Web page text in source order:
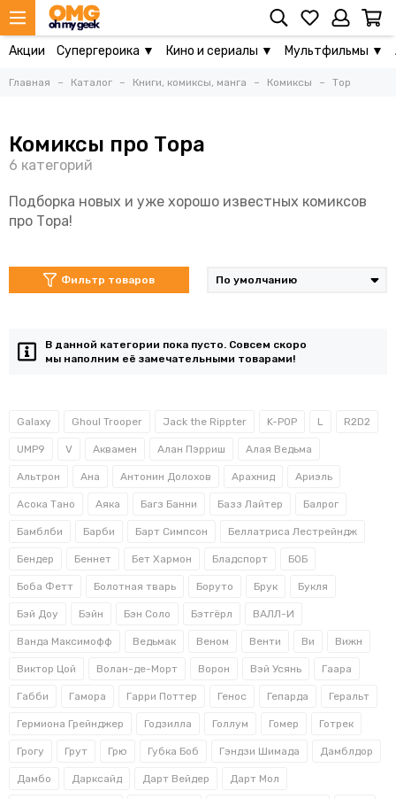
Акции Супергероика ▼ Кино и сериалы ▼ Мультфильмы ▼
Главная Каталог Книги, комиксы, манга Комиксы Тор
Комиксы про Тора
Подборка новых и уже хорошо известных комиксов
про Тора!
Фильтр товаров
В данной категории пока пусто. Совсем скоро
мы наполним её замечательными товарами!
Galaxy Ghoul Trooper Jack the Rippter K-POP L R2D2
UMP9 V Аквамен Алан Пэрриш Алая Ведьма
Альтрон Ана Антонин Долохов Арахнид Ариэль
Асока Тано Аяка Багз Банни Базз Лайтер Балрог
Бамблби Барби Барт Симпсон Беллатриса Лестрейндж
Бендер Беннет Бет Хармон Бладспорт БОБ
Боба Фетт Болотная тварь Боруто Брук Букля
Бэй Доу Бэйн Бэн Соло Бэтгёрл ВАЛЛ-И
Ванда Максимофф Ведьмак Веном Венти Ви Вижн
Виктор Цой Волан-де-Морт Ворон Вэй Усянь Гаара
Габби Гамора Гарри Поттер Генос Гепарда Геральт
Гермиона Грейнджер Годзилла Голлум Гомер Готрек
Грогу Грут Грю Губка Боб Гэндзи Шимада Дамблдор
Дамбо Дарксайд Дарт Вейдер Дарт Мол